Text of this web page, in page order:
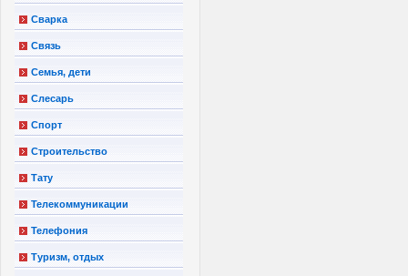
Сварка
Связь
Семья, дети
Слесарь
Спорт
Строительство
Тату
Телекоммуникации
Телефония
Туризм, отдых